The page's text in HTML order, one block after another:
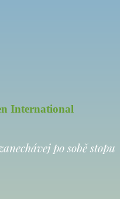
International
po sobě stopu